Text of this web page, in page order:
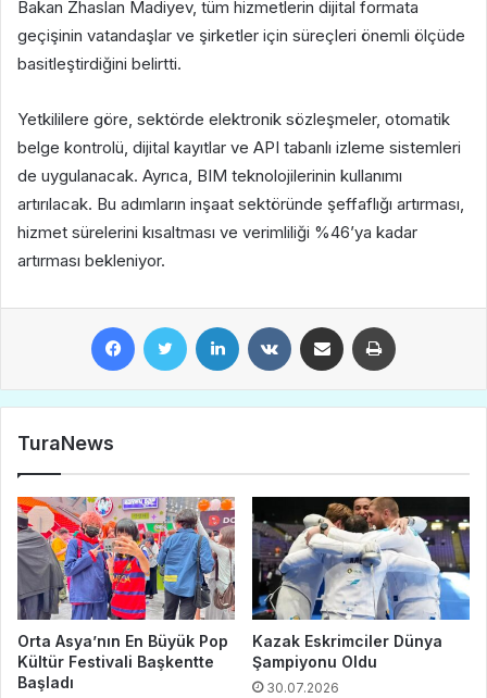
Bakan Zhaslan Madiyev, tüm hizmetlerin dijital formata
geçişinin vatandaşlar ve şirketler için süreçleri önemli ölçüde
basitleştirdiğini belirtti.
Yetkililere göre, sektörde elektronik sözleşmeler, otomatik
belge kontrolü, dijital kayıtlar ve API tabanlı izleme sistemleri
de uygulanacak. Ayrıca, BIM teknolojilerinin kullanımı
artırılacak. Bu adımların inşaat sektöründe şeffaflığı artırması,
hizmet sürelerini kısaltması ve verimliliği %46’ya kadar
artırması bekleniyor.
TuraNews
Orta Asya’nın En Büyük Pop
Kültür Festivali Başkentte
Başladı
Kazak Eskrimciler Dünya
Şampiyonu Oldu
30.07.2026